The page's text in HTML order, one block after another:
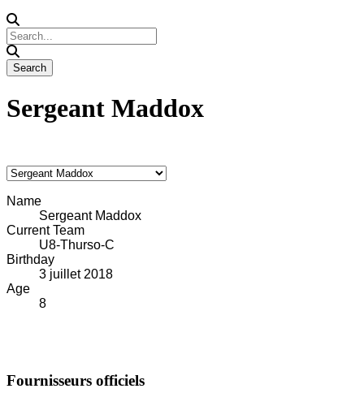
Sergeant Maddox
Name
Sergeant Maddox
Current Team
U8-Thurso-C
Birthday
3 juillet 2018
Age
8
Fournisseurs officiels